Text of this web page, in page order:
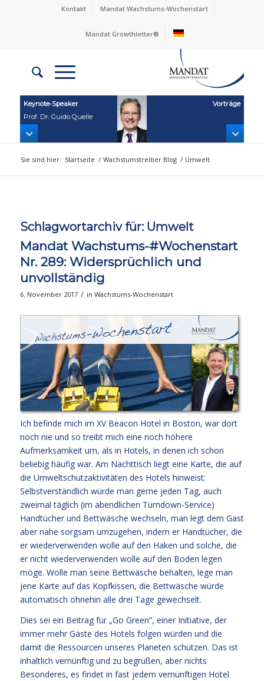
Kontakt Mandat Wachstums-Wochenstart
Mandat Growthletter®
Keynote‑Speaker
Prof. Dr. Guido Quelle
Vorträge
Sie sind hier: Startseite / Wachstumstreiber Blog / Umwelt
Schlagwortarchiv für: Umwelt
Mandat Wachstums-#Wochenstart
Nr. 289: Widersprüchlich und
unvollständig
6. November 2017 / in Wachstums-Wochenstart
Ich befinde mich im XV Beacon Hotel in Boston, war dort
noch nie und so treibt mich eine noch höhere
Aufmerksamkeit um, als in Hotels, in denen ich schon
beliebig häufig war. Am Nachttisch liegt eine Karte, die auf
die Umweltschutzaktivitäten des Hotels hinweist:
Selbstverständlich würde man gerne jeden Tag, auch
zweimal täglich (im abendlichen Turndown-Service)
Handtücher und Bettwäsche wechseln, man legt dem Gast
aber nahe sorgsam umzugehen, indem er Handtücher, die
er wiederverwenden wolle auf den Haken und solche, die
er nicht wiederverwenden wolle auf den Boden legen
möge. Wolle man seine Bettwäsche behalten, lege man
jene Karte auf das Kopfkissen, die Bettwäsche würde
automatisch ohnehin alle drei Tage gewechselt.
Dies sei ein Beitrag für „Go Green“, einer Initiative, der
immer mehr Gäste des Hotels folgen würden und die
damit die Ressourcen unseres Planeten schützen. Das ist
inhaltlich vernünftig und zu begrüßen, aber nichts
Besonderes, es findet in fast jedem vernünftigen Hotel